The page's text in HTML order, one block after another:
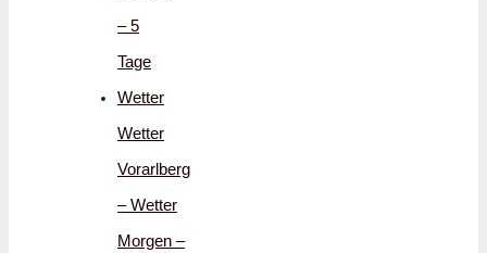
– 5
Tage
Wetter
Wetter
Vorarlberg
– Wetter
Morgen –